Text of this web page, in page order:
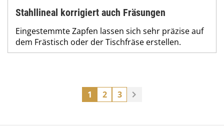
Stahllineal korrigiert auch Fräsungen
Eingestemmte Zapfen lassen sich sehr präzise auf
dem Frästisch oder der Tischfräse erstellen.
1 2 3